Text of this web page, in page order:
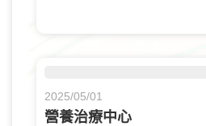
2025/05/01
營養治療中心